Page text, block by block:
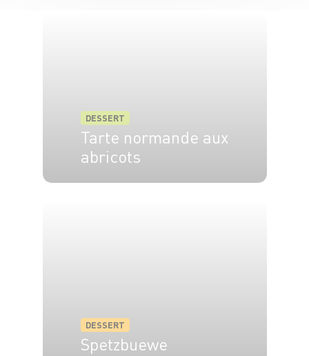
DESSERT
Tarte normande aux
abricots
DESSERT
Spetzbuewe